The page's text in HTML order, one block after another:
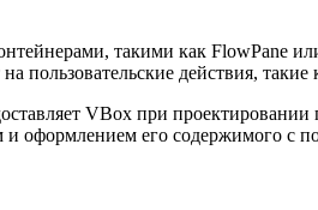
такими как FlowPane
пользовательские действия,
VBox при
и оформлением его содержимого с